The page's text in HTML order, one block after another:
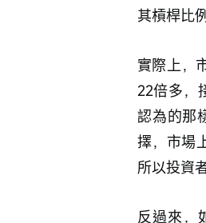
其槓桿比
實際上，
22倍多，
認為的那
擇，市場
所以投資
反過來，